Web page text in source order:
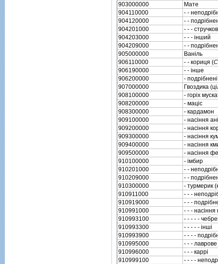
903000000
Мате
904110000
- -
904120000
- -
904201000
- - -
904203000
- - - iнший
904209000
- -
905000000
Ванiль
906110000
- - кориця (
906190000
- - iнше
906200000
-
907000000
Гвоздика
908100000
- горiх
908200000
- мацiс
908300000
- кардамон
909100000
- насiння
909200000
- насiння
909300000
- насiння
909400000
- насiння
909500000
- насiння
910100000
- iмбир
910201000
- -
910209000
- -
910300000
- турмерик
910911000
- - -
910919000
- - -
910991000
- - - насiння
910993100
- - - - -
910993300
- - - - - iншi
910993900
- - - -
910995000
- - -
910996000
- - - каррi
910999100
- - - -